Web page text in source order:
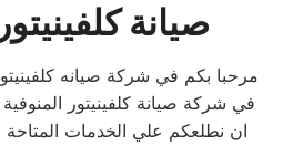
صيانة
مرحبا بكم في شركة صيانه
في شركة صيانة كلفينيتور
ان نطلعكم علي الخدمات